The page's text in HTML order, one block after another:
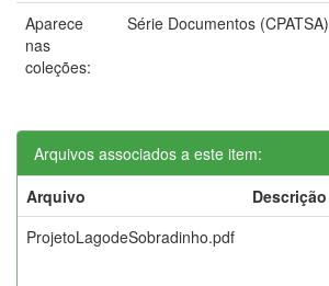
Aparece
nas
coleções:
Série Documentos (CPATSA)
Arquivos associados a este item:
Arquivo
Descrição
ProjetoLagodeSobradinho.pdf